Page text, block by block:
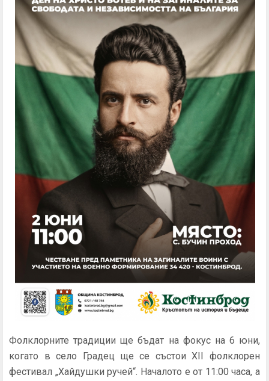
Фолклорните традиции ще бъдат на фокус на 6 юни,
когато в село Градец ще се състои XII фолклорен
фестивал „Хайдушки ручей“. Началото е от 11:00 часа, а